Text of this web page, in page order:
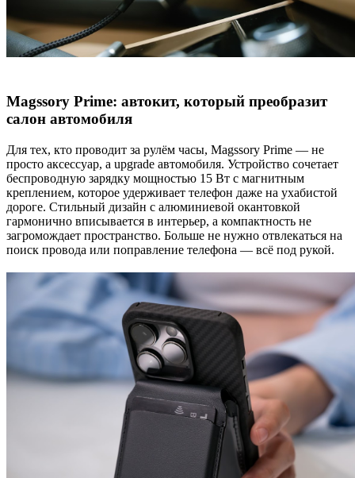
Magssory Prime: автокит, который преобразит
салон автомобиля
Для тех, кто проводит за рулём часы, Magssory Prime — не
просто аксессуар, а upgrade автомобиля. Устройство сочетает
беспроводную зарядку мощностью 15 Вт с магнитным
креплением, которое удерживает телефон даже на ухабистой
дороге. Стильный дизайн с алюминиевой окантовкой
гармонично вписывается в интерьер, а компактность не
загромождает пространство. Больше не нужно отвлекаться на
поиск провода или поправление телефона — всё под рукой.